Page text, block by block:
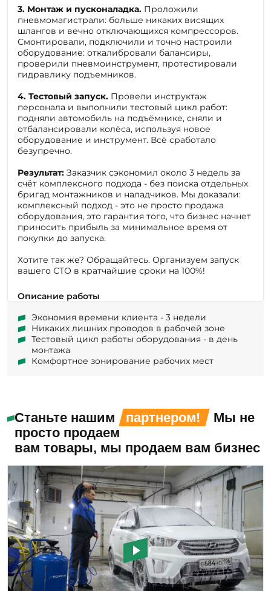
шлангов и вечно отключающихся компрессоров.
Смонтировали, подключили и точно настроили
оборудование: откалибровали балансиры,
проверили пневмоинструмент, протестировали
гидравлику подъемников.
4. Тестовый запуск.Провели инструктаж
персонала и выполнили тестовый цикл работ:
подняли автомобиль на подъёмнике, сняли и
отбалансировали колёса, используя новое
оборудование и инструмент. Всё сработало
безупречно.
Результат:Заказчик сэкономил около 3 недель за
счёт комплексного подхода - без поиска отдельных
бригад монтажников и наладчиков. Мы доказали:
комплексный подход - это не просто продажа
оборудования, это гарантия того, что бизнес начнет
приносить прибыль за минимальное время от
покупки до запуска.
Хотите так же? Обращайтесь. Организуем запуск
вашего СТО в кратчайшие сроки на 100%!
Описание работы
Экономия времени клиента - 3 недели
Никаких лишних проводов в рабочей зоне
Тестовый цикл работы оборудования - в день
монтажа
Комфортное зонирование рабочих мест
вам товары, мы продаем вам бизнес